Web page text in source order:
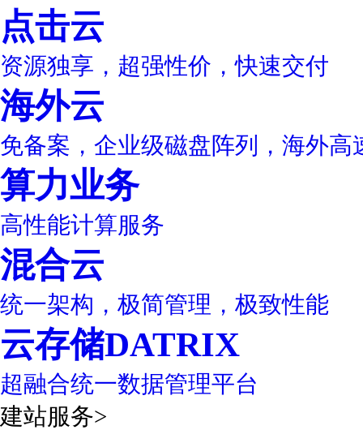
点击云
资源独享，超强性价，快速交付
海外云
免备案，企业级磁盘阵列，海外高
算力业务
高性能计算服务
混合云
统一架构，极简管理，极致性能
云存储DATRIX
超融合统一数据管理平台
建站服务>